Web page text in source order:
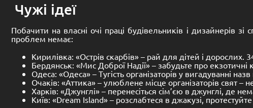
Чужі ідеї
Побачити на власні очі праці будівельників і дизайнерів
проблем немає:
Кирилівка: «Острів скарбів» – рай для дітей і дорослих.
Бердянськ: «Мис Доброї Надії» – забудьте про
Одеса: «Одеса» – Тугість організаторів у вигадуванні
Очаків: «Аттика» – улюблене місце організаторів свят –
Харків: «Джунглі» – перенесіться сім’єю в джунглі, де
Київ: «Dream Island» – розслабтеся в джакузі,